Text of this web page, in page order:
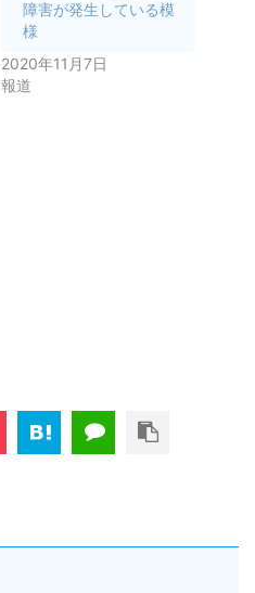
障害が発生している模
様
2020年11月7日
報道